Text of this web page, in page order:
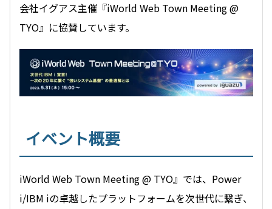
会社イグアス主催『iWorld Web Town Meeting @
TYO』に協賛しています。
イベント概要
iWorld Web Town Meeting @ TYO』では、Power
i/IBM iの卓越したプラットフォームを次世代に繋ぎ、